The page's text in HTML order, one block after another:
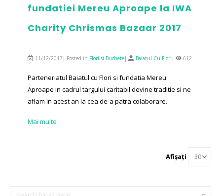
fundatiei Mereu Aproape la IWA
Charity Chrismas Bazaar 2017
11/12/2017| Posted in Flori si Buchete| Baiatul Cu Flori | 612
Parteneriatul Baiatul cu Flori si fundatia Mereu
Aproape in cadrul targului caritabil devine traditie si ne
aflam in acest an la cea de-a patra colaborare.
Mai multe
Afișați